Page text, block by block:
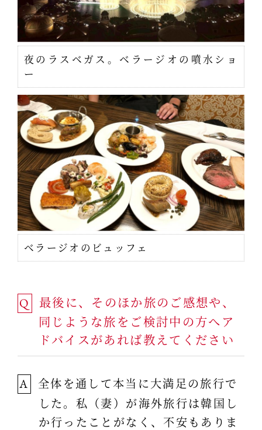
夜のラスベガス。ベラージオの噴水ショ
ー
ベラージオのビュッフェ
Q
最後に、そのほか旅のご感想や、
同じような旅をご検討中の方へア
ドバイスがあれば教えてください
A
全体を通して本当に大満足の旅行で
した。私（妻）が海外旅行は韓国し
か行ったことがなく、不安もありま